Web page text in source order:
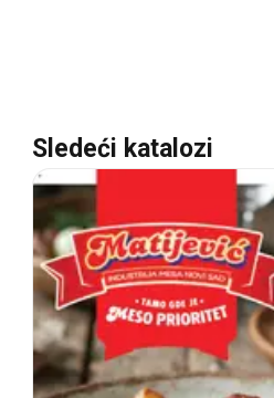
Sledeći katalozi